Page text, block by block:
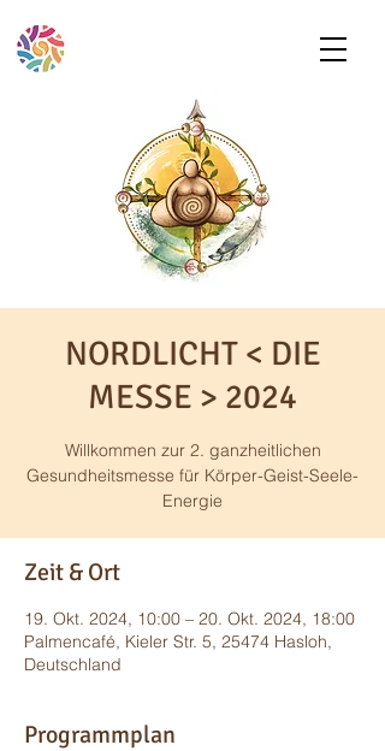
NORDLICHT < DIE
MESSE > 2024
Willkommen zur 2. ganzheitlichen
Gesundheitsmesse für Körper-Geist-Seele-
Energie
Zeit & Ort
19. Okt. 2024, 10:00 – 20. Okt. 2024, 18:00
Palmencafé, Kieler Str. 5, 25474 Hasloh,
Deutschland
Programmplan